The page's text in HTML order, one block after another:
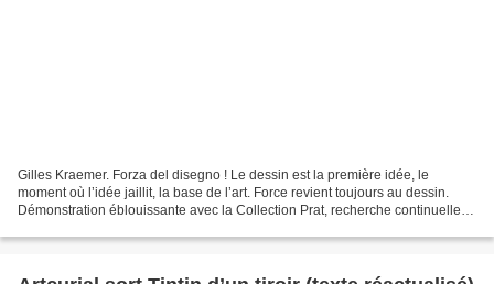
Gilles Kraemer. Forza del disegno ! Le dessin est la première idée, le
moment où l’idée jaillit, la base de l’art. Force revient toujours au dessin.
Démonstration éblouissante avec la Collection Prat, recherche continuelle